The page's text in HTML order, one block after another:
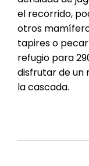
el recorrido,
otros
tapires o
refugio para
disfrutar de un
la cascada.